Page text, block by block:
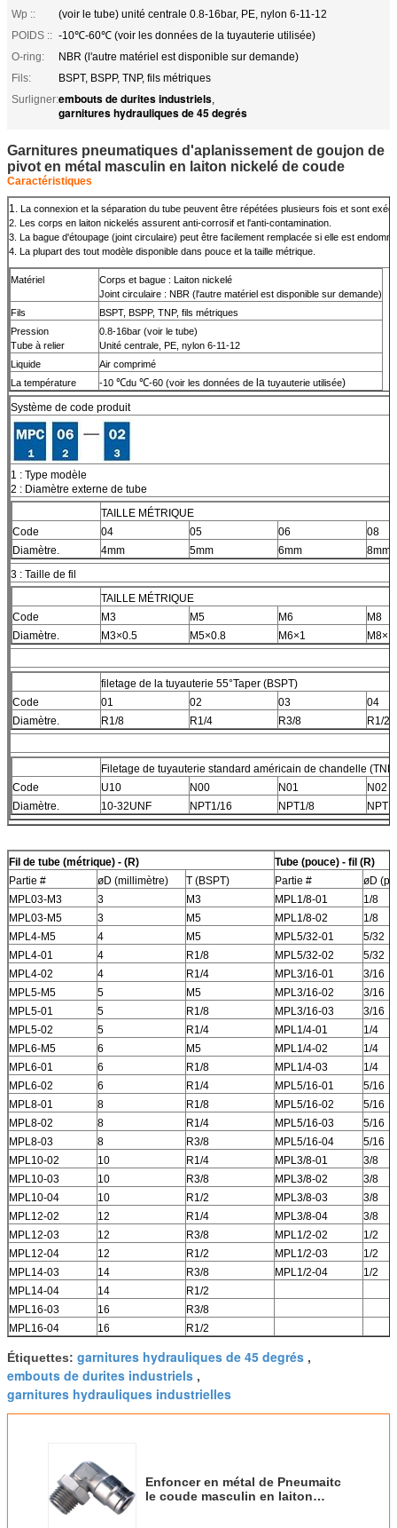
Wp ::
(voir le tube) unité centrale 0.8-16bar, PE, nylon 6-11-12
POIDS :: -10℃-60℃ (voir les données de la tuyauterie utilisée)
O-ring:
NBR (l'autre matériel est disponible sur demande)
Fils:
BSPT, BSPP, TNP, fils métriques
Surligner:embouts de durites industriels,
garnitures hydrauliques de 45 degrés
Garnitures pneumatiques d'aplanissement de goujon de
pivot en métal masculin en laiton nickelé de coude
Caractéristiques
1. La connexion et la séparation du tube peuvent être répétées plusieurs fois et sont
2. Les corps en laiton nickelés assurent anti-corrosif et l'anti-contamination.
3. La bague d'étoupage (joint circulaire) peut être facilement remplacée si elle est
4. La plupart des tout modèle disponible dans pouce et la taille métrique.
Matériel
Corps et bague : Laiton nickelé
Joint circulaire : NBR (l'autre matériel est disponible sur demande)
Fils
BSPT, BSPP, TNP, fils métriques
Pression
Tube à relier
0.8-16bar (voir le tube)
Unité centrale, PE, nylon 6-11-12
Liquide
Air comprimé
La température
-10 ℃du ℃-60 (voir les données de la tuyauterie utilisée)
Système de code produit
1 : Type modèle
2 : Diamètre externe de tube
TAILLE MÉTRIQUE
Code
04 05 06
08
Diamètre.
4mm 5mm 6mm
8mm
3 : Taille de fil
TAILLE MÉTRIQUE
Code
M3 M5 M6
M8
Diamètre.
M3×0.5 M5×0.8 M6×1 M8×1
filetage de la tuyauterie 55°Taper (BSPT)
Code
01 02 03
04
Diamètre.
R1/8 R1/4 R3/8 R1/2
Filetage de tuyauterie standard américain de chandelle (TNP)
Code
U10 N00 N01
N02
Diamètre.
10-32UNF NPT1/16 NPT1/8
Fil de tube (métrique) - (R)
Tube (pouce) - fil (R)
Partie #
øD (millimètre) T (BSPT) Partie #
øD
MPL03-M3
3 M3 MPL1/8-01
1/8
MPL03-M5
3 M5 MPL1/8-02
1/8
MPL4-M5
4 M5 MPL5/32-01
5/32
MPL4-01
4 R1/8 MPL5/32-02
5/32
MPL4-02
4 R1/4 MPL3/16-01
3/16
MPL5-M5
5 M5 MPL3/16-02
3/16
MPL5-01
5 R1/8 MPL3/16-03
3/16
MPL5-02
5 R1/4 MPL1/4-01
1/4
MPL6-M5
6 M5 MPL1/4-02
1/4
MPL6-01
6 R1/8 MPL1/4-03
1/4
MPL6-02
6 R1/4 MPL5/16-01
5/16
MPL8-01
8 R1/8 MPL5/16-02
5/16
MPL8-02
8 R1/4 MPL5/16-03
5/16
MPL8-03
8 R3/8 MPL5/16-04
5/16
MPL10-02
10 R1/4 MPL3/8-01
3/8
MPL10-03
10 R3/8 MPL3/8-02
3/8
MPL10-04
10 R1/2 MPL3/8-03
3/8
MPL12-02
12 R1/4 MPL3/8-04
3/8
MPL12-03
12 R3/8 MPL1/2-02
1/2
MPL12-04
12 R1/2 MPL1/2-03
1/2
MPL14-03
14 R3/8 MPL1/2-04
1/2
MPL14-04
14
R1/2
MPL16-03
16
R3/8
MPL16-04
16 R1/2
Étiquettes: garnitures hydrauliques de 45 degrés ,
embouts de durites industriels ,
garnitures hydrauliques industrielles
Enfoncer en métal de Pneumaitc
le coude masculin en laiton